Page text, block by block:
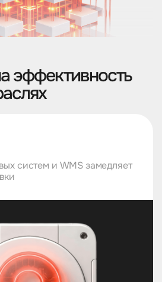
эффективность
систем и WMS замедляет